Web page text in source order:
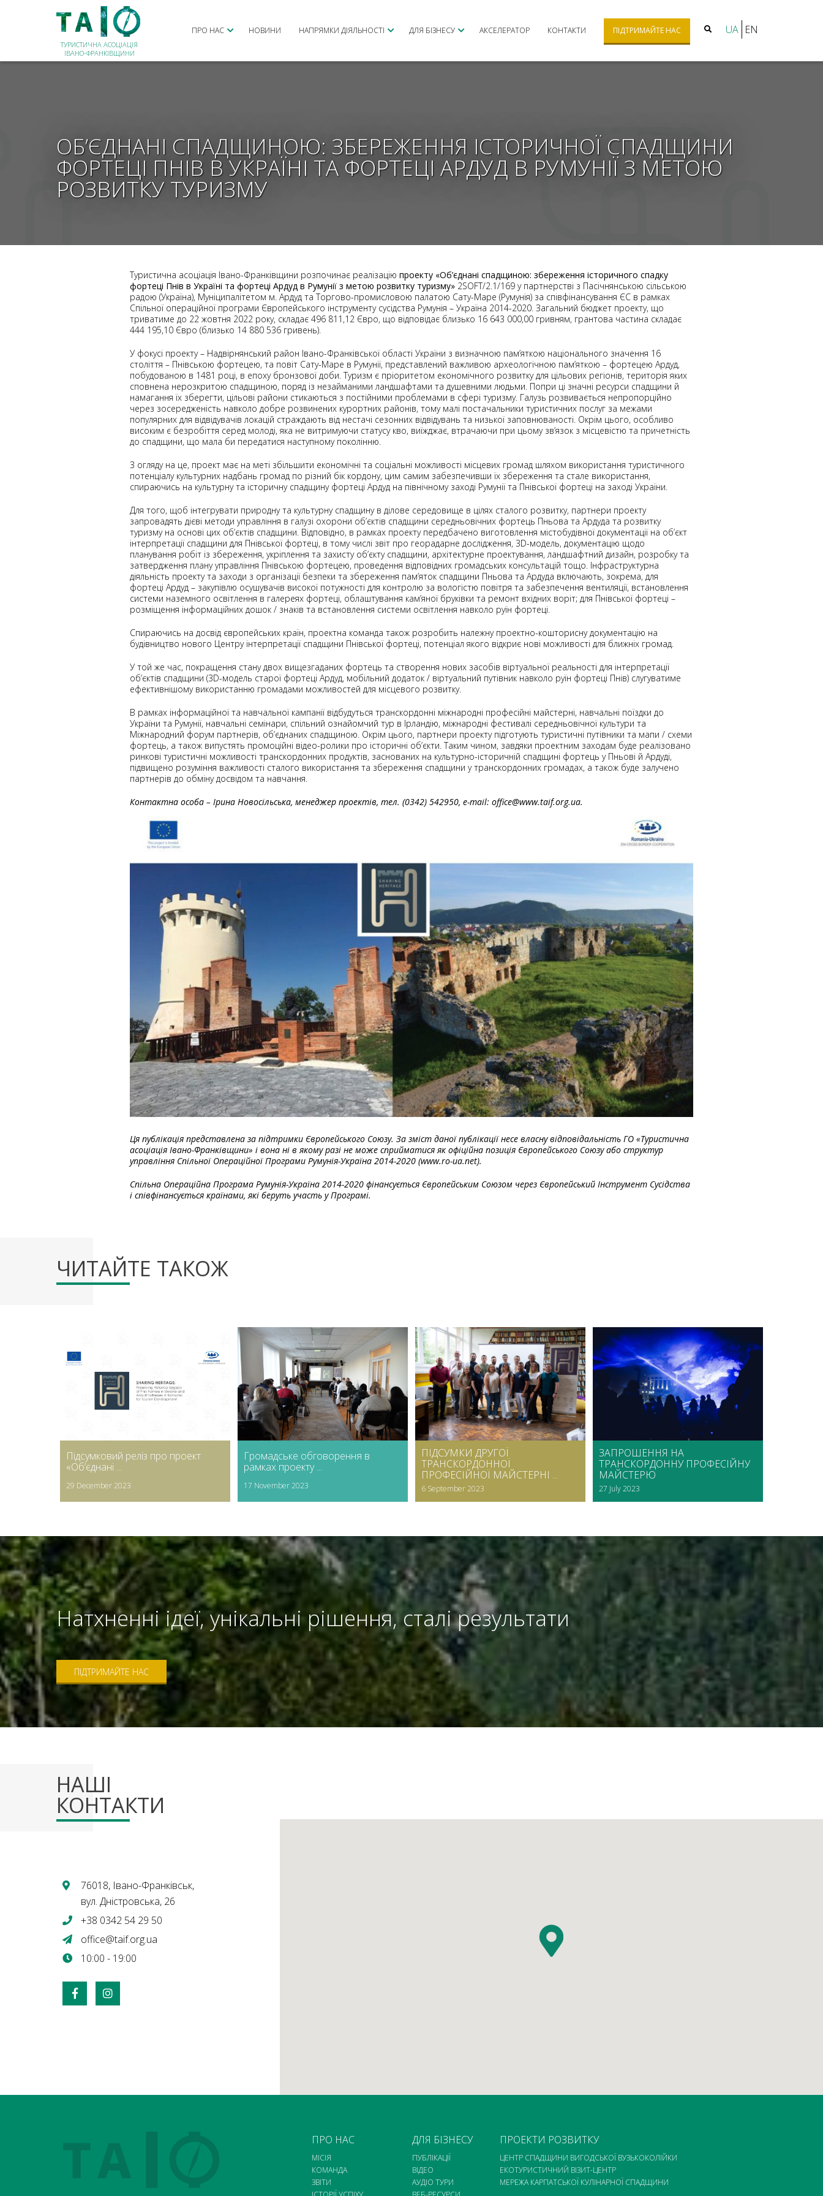
ТУРИСТИЧНА АСОЦІАЦІЯ
ІВАНО-ФРАНКІВЩИНИ
ПРО НАС НОВИНИ НАПРЯМКИ ДІЯЛЬНОСТІ ДЛЯ БІЗНЕСУ АКСЕЛЕРАТОР КОНТАКТИ ПІДТРИМАЙТЕ НАС UA EN
ОБ’ЄДНАНІ СПАДЩИНОЮ: ЗБЕРЕЖЕННЯ ІСТОРИЧНОЇ СПАДЩИНИ
ФОРТЕЦІ ПНІВ В УКРАЇНІ ТА ФОРТЕЦІ АРДУД В РУМУНІЇ З МЕТОЮ
РОЗВИТКУ ТУРИЗМУ
Туристична асоціація Івано-Франківщини розпочинає реалізацію проекту «Об’єднані спадщиною: збереження історичного спадку
фортеці Пнів в Україні та фортеці Ардуд в Румунії з метою розвитку туризму» 2SOFT/2.1/169 у партнерстві з Пасічнянською сільською
радою (Україна), Муніципалітетом м. Ардуд та Торгово-промисловою палатою Сату-Маре (Румунія) за співфінансування ЄС в рамках
Спільної операційної програми Європейського інструменту сусідства Румунія – Україна 2014-2020. Загальний бюджет проекту, що
триватиме до 22 жовтня 2022 року, складає 496 811,12 Євро, що відповідає близько 16 643 000,00 гривням, грантова частина складає
444 195,10 Євро (близько 14 880 536 гривень).
У фокусі проекту – Надвірнянський район Івано-Франківської області України з визначною пам’яткою національного значення 16
століття – Пнівською фортецею, та повіт Сату-Маре в Румунії, представлений важливою археологічною пам’яткою – фортецею Ардуд,
побудованою в 1481 році, в епоху бронзової доби. Туризм є пріоритетом економічного розвитку для цільових регіонів, територія яких
сповнена нерозкритою спадщиною, поряд із незайманими ландшафтами та душевними людьми. Попри ці значні ресурси спадщини й
намагання їх зберегти, цільові райони стикаються з постійними проблемами в сфері туризму. Галузь розвивається непропорційно
через зосередженість навколо добре розвинених курортних районів, тому малі постачальники туристичних послуг за межами
популярних для відвідувачів локацій страждають від нестачі сезонних відвідувань та низької заповнюваності. Окрім цього, особливо
високим є безробіття серед молоді, яка не витримуючи статусу кво, виїжджає, втрачаючи при цьому зв’язок з місцевістю та причетність
до спадщини, що мала би передатися наступному поколінню.
З огляду на це, проект має на меті збільшити економічні та соціальні можливості місцевих громад шляхом використання туристичного
потенціалу культурних надбань громад по різний бік кордону, цим самим забезпечивши їх збереження та стале використання,
спираючись на культурну та історичну спадщину фортеці Ардуд на північному заході Румунії та Пнівської фортеці на заході України.
Для того, щоб інтегрувати природну та культурну спадщину в ділове середовище в цілях сталого розвитку, партнери проекту
запровадять дієві методи управління в галузі охорони об’єктів спадщини середньовічних фортець Пньова та Ардуда та розвитку
туризму на основі цих об’єктів спадщини. Відповідно, в рамках проекту передбачено виготовлення містобудівної документації на об’єкт
інтерпретації спадщини для Пнівської фортеці, в тому числі звіт про георадарне дослідження, 3D-модель, документацію щодо
планування робіт із збереження, укріплення та захисту об’єкту спадщини, архітектурне проектування, ландшафтний дизайн, розробку та
затвердження плану управління Пнівською фортецею, проведення відповідних громадських консультацій тощо. Інфраструктурна
діяльність проекту та заходи з організації безпеки та збереження пам’яток спадщини Пньова та Ардуда включають, зокрема, для
фортеці Ардуд – закупівлю осушувачів високої потужності для контролю за вологістю повітря та забезпечення вентиляції, встановлення
системи наземного освітлення в галереях фортеці, облаштування кам’яної бруківки та ремонт вхідних воріт; для Пнівської фортеці –
розміщення інформаційних дошок / знаків та встановлення системи освітлення навколо руїн фортеці.
Спираючись на досвід європейських країн, проектна команда також розробить належну проектно-кошторисну документацію на
будівництво нового Центру інтерпретації спадщини Пнівської фортеці, потенціал якого відкриє нові можливості для ближніх громад.
У той же час, покращення стану двох вищезгаданих фортець та створення нових засобів віртуальної реальності для інтерпретації
об’єктів спадщини (3D-модель старої фортеці Ардуд, мобільний додаток / віртуальний путівник навколо руїн фортеці Пнів) слугуватиме
ефективнішому використанню громадами можливостей для місцевого розвитку.
В рамках інформаційної та навчальної кампанії відбудуться транскордонні міжнародні професійні майстерні, навчальні поїздки до
України та Румунії, навчальні семінари, спільний ознайомчий тур в Ірландію, міжнародні фестивалі середньовічної культури та
Міжнародний форум партнерів, об’єднаних спадщиною. Окрім цього, партнери проекту підготують туристичні путівники та мапи / схеми
фортець, а також випустять промоційні відео-ролики про історичні об’єкти. Таким чином, завдяки проектним заходам буде реалізовано
ринкові туристичні можливості транскордонних продуктів, заснованих на культурно-історичній спадщині фортець у Пньові й Ардуді,
підвищено розуміння важливості сталого використання та збереження спадщини у транскордонних громадах, а також буде залучено
партнерів до обміну досвідом та навчання.
Контактна особа – Ірина Новосільська, менеджер проектів, тел. (0342) 542950, e-mail: office@www.taif.org.ua.
Ця публікація представлена за підтримки Європейського Союзу. За зміст даної публікації несе власну відповідальність ГО «Туристична
асоціація Івано-Франківщини» і вона ні в якому разі не може сприйматися як офіційна позиція Європейського Союзу або структур
управління Спільної Операційної Програми Румунія-Україна 2014-2020 (www.ro-ua.net).
Спільна Операційна Програма Румунія-Україна 2014-2020 фінансується Європейським Союзом через Європейський Інструмент Сусідства
і співфінансується країнами, які беруть участь у Програмі.
ЧИТАЙТЕ ТАКОЖ
Підсумковий реліз про проект
«Об’єднані ...
29 December 2023
Громадське обговорення в
рамках проекту ...
17 November 2023
ПІДСУМКИ ДРУГОЇ
ТРАНСКОРДОННОЇ
ПРОФЕСІЙНОЇ МАЙСТЕРНІ ...
6 September 2023
ЗАПРОШЕННЯ НА
ТРАНСКОРДОННУ ПРОФЕСІЙНУ
МАЙСТЕРЮ
27 July 2023
Натхненні ідеї, унікальні рішення, сталі результати
ПІДТРИМАЙТЕ НАС
НАШІ
КОНТАКТИ
76018, Івано-Франківськ,
вул. Дністровська, 26
+38 0342 54 29 50
office@taif.org.ua
10:00 - 19:00
ПРО НАС
МІСІЯ
КОМАНДА
ЗВІТИ
ДЛЯ БІЗНЕСУ
ПУБЛІКАЦІЇ
ВІДЕО
АУДІО ТУРИ
ПРОЕКТИ РОЗВИТКУ
ЦЕНТР СПАДЩИНИ ВИГОДСЬКОЇ ВУЗЬКОКОЛІЙКИ
ЕКОТУРИСТИЧНИЙ ВІЗИТ-ЦЕНТР
МЕРЕЖА КАРПАТСЬКОЇ КУЛІНАРНОЇ СПАДЩИНИ